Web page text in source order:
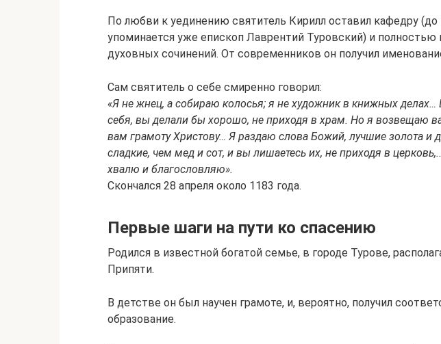
По любви к уединению святитель Кирилл оставил кафедру
упоминается уже епископ Лаврентий Туровский) и полностью
духовных сочинений. От современников он получил
Сам святитель о себе смиренно говорил:
«Я не жнец, а собираю колосья; я не художник в книжных делах…
себя, вы делали бы хорошо, не приходя в храм. Но я возвещаю
вам грамоту Христову… Я раздаю слова Божий, лучшие золота и
сладкие, чем мед и сот, и вы лишаетесь их, не приходя в
хвалю и благословляю».
Скончался 28 апреля около 1183 года.
Первые шаги на пути ко спасению
Родился в известной богатой семье, в городе Турове,
Припяти.
В детстве он был научен грамоте, и, вероятно, получил
образование.